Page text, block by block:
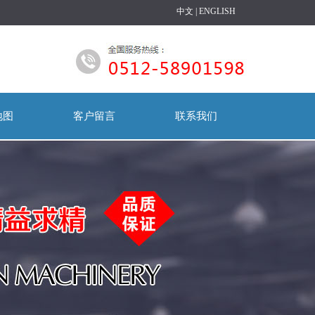
中文 ENGLISH
客户留言 联系我们